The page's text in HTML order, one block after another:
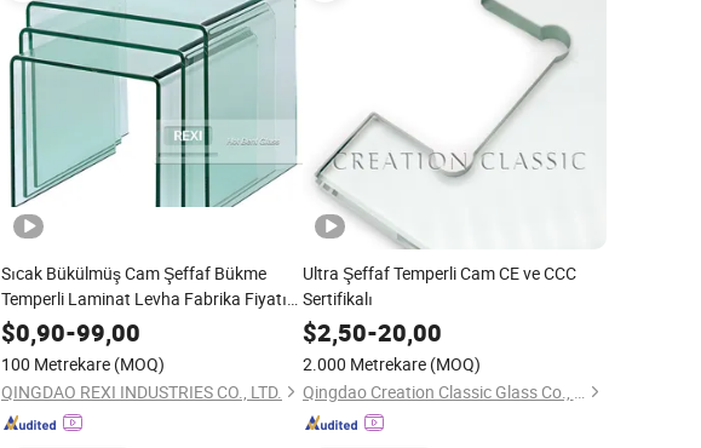
Sıcak Bükülmüş Cam Şeffaf Bükme
Temperli Laminat Levha Fabrika Fiyatı
4mm 5mm 6mm 8mm 10mm 12mm
15mm 19mm
$0,90-99,00
100 Metrekare (MOQ)
QINGDAO REXI INDUSTRIES CO., LTD.
Ultra Şeffaf Temperli Cam CE ve CCC
Sertifikalı
$2,50-20,00
2.000 Metrekare (MOQ)
Qingdao Creation Classic Glass Co., Ltd.